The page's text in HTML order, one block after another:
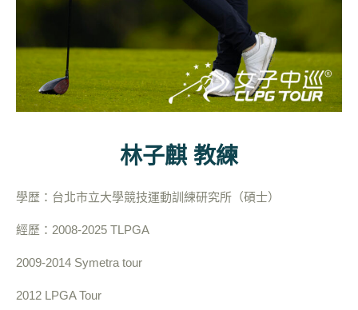
林子麒 教練
學歴：台北市立大學競技運動訓練研究所（碩士）
經歷：2008-2025 TLPGA
2009-2014 Symetra tour
2012 LPGA Tour